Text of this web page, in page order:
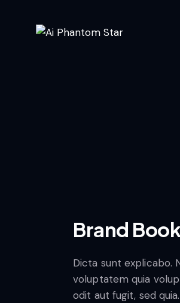
Brand Book
Dicta sunt explicabo.
voluptatem quia
odit aut fugit, sed